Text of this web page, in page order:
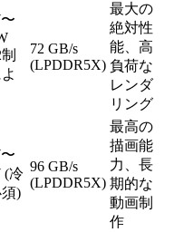
72 GB/s
(LPDDR5X)
最大の
絶対性
能、高
負荷な
レンダ
リング
(冷
)
96 GB/s
(LPDDR5X)
最高の
描画能
力、長
期的な
動画制
作